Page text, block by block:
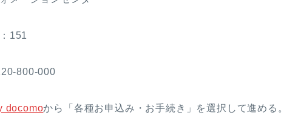
151
800-000
docomoから「各種お申込み・お手続き」を選択して進める。